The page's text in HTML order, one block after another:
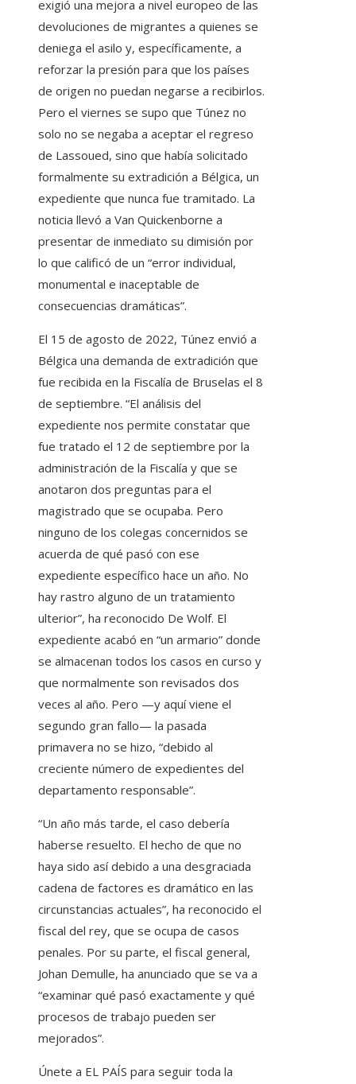
exigió una mejora a nivel europeo de las
devoluciones de migrantes a quienes se
deniega el asilo y, específicamente, a
reforzar la presión para que los países
de origen no puedan negarse a recibirlos.
Pero el viernes se supo que Túnez no
solo no se negaba a aceptar el regreso
de Lassoued, sino que había solicitado
formalmente su extradición a Bélgica, un
expediente que nunca fue tramitado. La
noticia llevó a Van Quickenborne a
presentar de inmediato su dimisión por
lo que calificó de un “error individual,
monumental e inaceptable de
consecuencias dramáticas”.
El 15 de agosto de 2022, Túnez envió a
Bélgica una demanda de extradición que
fue recibida en la Fiscalía de Bruselas el 8
de septiembre. “El análisis del
expediente nos permite constatar que
fue tratado el 12 de septiembre por la
administración de la Fiscalía y que se
anotaron dos preguntas para el
magistrado que se ocupaba. Pero
ninguno de los colegas concernidos se
acuerda de qué pasó con ese
expediente específico hace un año. No
hay rastro alguno de un tratamiento
ulterior”, ha reconocido De Wolf. El
expediente acabó en “un armario” donde
se almacenan todos los casos en curso y
que normalmente son revisados dos
veces al año. Pero —y aquí viene el
segundo gran fallo— la pasada
primavera no se hizo, “debido al
creciente número de expedientes del
departamento responsable”.
“Un año más tarde, el caso debería
haberse resuelto. El hecho de que no
haya sido así debido a una desgraciada
cadena de factores es dramático en las
circunstancias actuales”, ha reconocido el
fiscal del rey, que se ocupa de casos
penales. Por su parte, el fiscal general,
Johan Demulle, ha anunciado que se va a
“examinar qué pasó exactamente y qué
procesos de trabajo pueden ser
mejorados”.
Únete a EL PAÍS para seguir toda la